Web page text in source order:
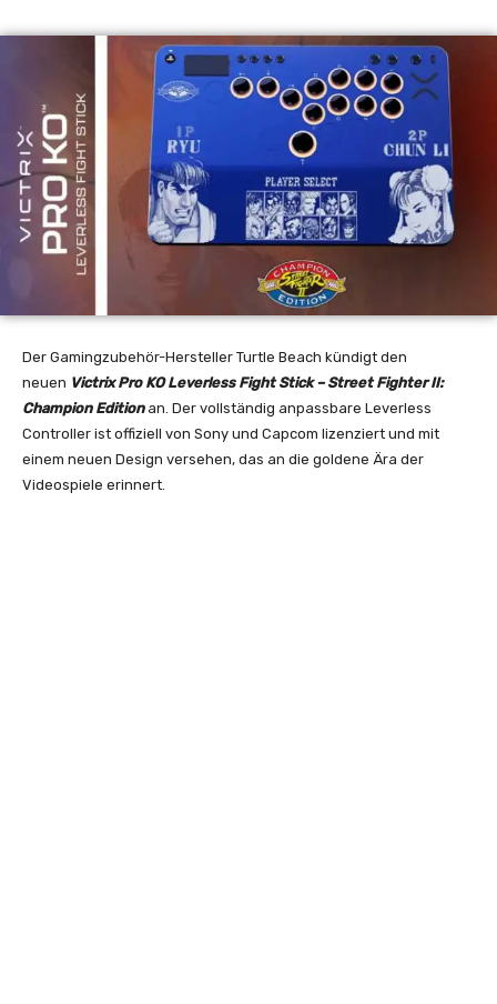
Der Gamingzubehör-Hersteller Turtle Beach kündigt den
neuen Victrix Pro KO Leverless Fight Stick – Street Fighter II:
Champion Editionan. Der vollständig anpassbare Leverless
Controller ist offiziell von Sony und Capcom lizenziert und mit
einem neuen Design versehen, das an die goldene Ära der
Videospiele erinnert.